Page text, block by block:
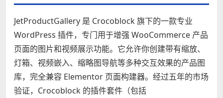
JetProductGallery 是 Crocoblock 旗下的一款专业
WordPress 插件，专门用于增强 WooCommerce 产品
页面的图片和视频展示功能。它允许你创建带有缩放、
灯箱、视频嵌入、缩略图导航等多种交互效果的产品图
库，完全兼容 Elementor 页面构建器。经过五年的市场
验证，Crocoblock 的插件套件（包括